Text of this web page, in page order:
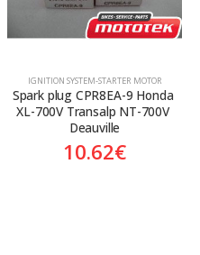
ΙGNITION SYSTEM-STARTER MOTOR
Spark plug CPR8EA-9 Honda
XL-700V Transalp NT-700V
Deauville
10.62€